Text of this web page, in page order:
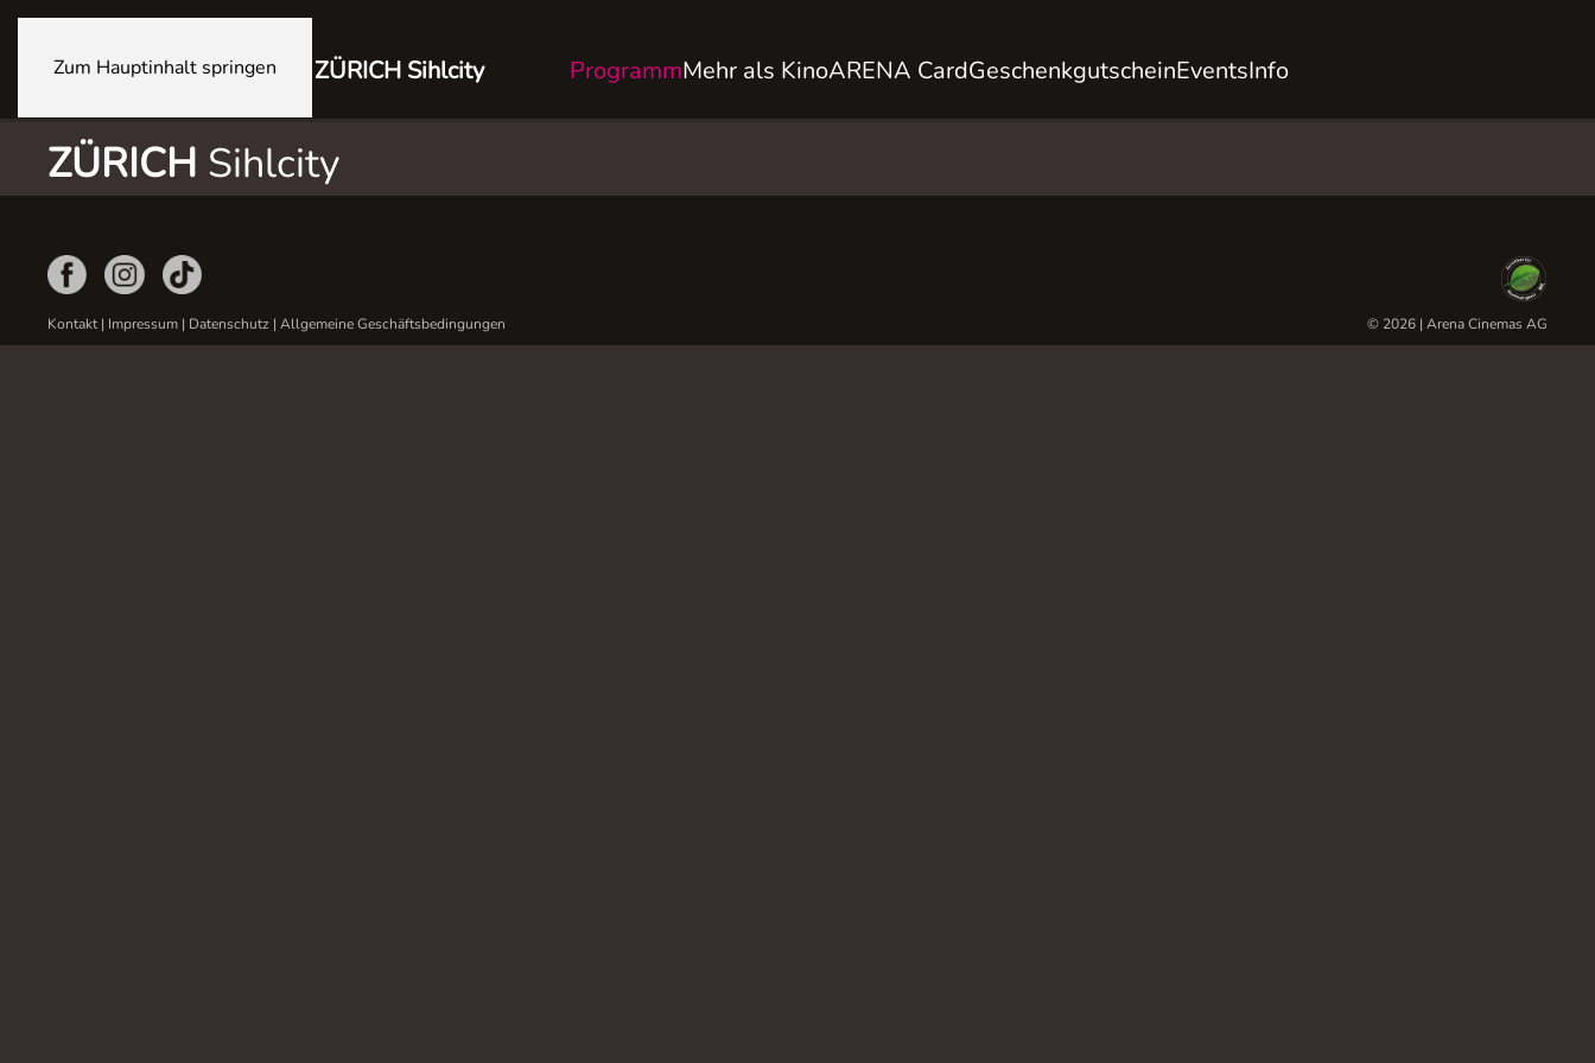
Zum Hauptinhalt springen ZÜRICH Sihlcity ProgrammMehr als KinoARENA CardGeschenkgutscheinEventsInfo
ZÜRICH Sihlcity
Kontakt| Impressum | Datenschutz | Allgemeine Geschäftsbedingungen © 2026 | Arena Cinemas AG